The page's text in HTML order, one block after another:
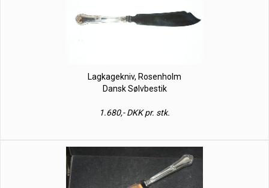
Lagkagekniv, Rosenholm
Dansk Sølvbestik
1.680,- DKK pr. stk.